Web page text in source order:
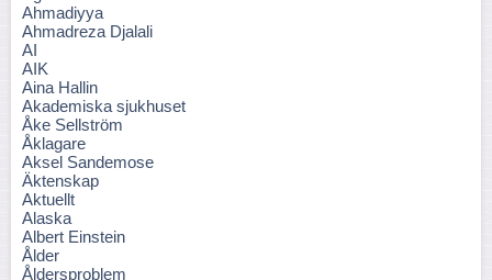
Ahmadiyya
Ahmadreza Djalali
AI
AIK
Aina Hallin
Akademiska sjukhuset
Åke Sellström
Åklagare
Aksel Sandemose
Äktenskap
Aktuellt
Alaska
Albert Einstein
Ålder
Åldersproblem